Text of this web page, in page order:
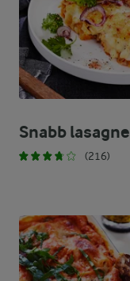
Snabb lasagne
(216)